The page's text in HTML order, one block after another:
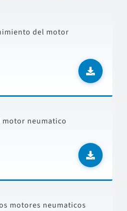
del motor
motor neumatico
motores neumaticos